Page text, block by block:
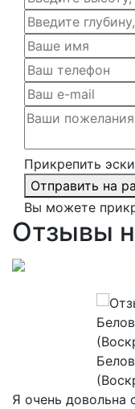
Прикрепить
Отправить на
Вы можете
Отзывы
Я очень довольна